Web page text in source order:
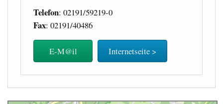
Telefon: 02191/59219-0
Fax: 02191/40486
E-M@il Internetseite >